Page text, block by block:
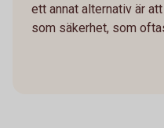
ett annat alternativ är
som säkerhet, som